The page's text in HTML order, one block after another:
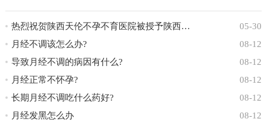
05-30
热烈祝贺陕西天伦不孕不育医院被授予陕西省中
08-12
月经不调该怎么办?
08-12
导致月经不调的病因有什么?
08-12
月经正常不怀孕?
08-12
长期月经不调吃什么药好?
08-12
月经发黑怎么办